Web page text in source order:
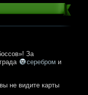
За
серебром и
не видите карты